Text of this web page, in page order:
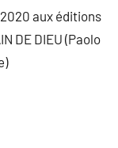
aux éditions
DE DIEU (Paolo